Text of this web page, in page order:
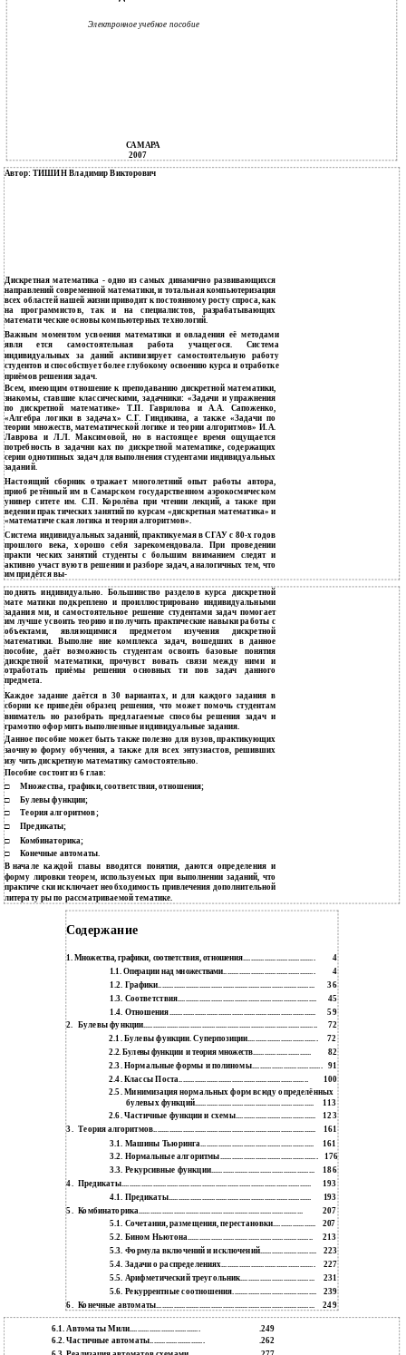
Электронное учебное пособие
САМАРА
2007
Автор: ТИШИН Владимир Викторович
Дискретная математика - одно из самых динамично развивающихся
направлений современной математики, и тотальная компьютеризация
всех областей нашей жизни приводит к постоянному росту спроса, как
на программистов, так и на специалистов, разрабатывающих
математи­ ческие основы компьютерных технологий.
Важным моментом усвоения математики и овладения её методами
явля­ ется самостоятельная работа учащегося. Система
индивидуальных за­ даний активизирует самостоятельную работу
студентов и способствует более глубокому освоению курса и отработке
приёмов решения задач.
Всем, имеющим отношение к преподаванию дискретной математики,
знакомы, ставшие классическими, задачники: «Задачи и упражнения
по дискретной математике» Т.П. Гаврилова и А.А. Сапоженко,
«Алгебра логики в задачах» С.Г. Гиндикина, а также «Задачи по
теории множеств, математической логике и теории алгоритмов» И.А.
Лаврова и Л.Л. Максимовой, но в настоящее время ощущается
потребность в задачни­ ках по дискретной математике, содержащих
серии однотипных задач для выполнения студентами индивидуальных
заданий.
Настоящий сборник отражает многолетний опыт работы автора,
приоб­ ретённый им в Самарском государственном аэрокосмическом
универ­ ситете им. С.П. Королёва при чтении лекций, а также при
ведении прак­ тических занятий по курсам «дискретная математика» и
«математиче­ ская логика и теория алгоритмов».
Система индивидуальных заданий, практикуемая в СГАУ с 80-х годов
прошлого века, хорошо себя зарекомендовала. При проведении
практи­ ческих занятий студенты с большим вниманием следят и
активно участ­ вуют в решении и разборе задач, аналогичных тем, что
им придётся вы-
поднять индивидуально. Большинство разделов курса дискретной
мате­ матики подкреплено и проиллюстрировано индивидуальными
задания­ ми, и самостоятельное решение студентами задач помогает
им лучше усвоить теорию и получить практические навыки работы с
объектами, являющимися предметом изучения дискретной
математики. Выполне­ ние комплекса задач, вошедших в данное
пособие, даёт возможность студентам освоить базовые понятия
дискретной математики, прочувст­ вовать связи между ними и
отработать приёмы решения основных ти­ пов задач данного
предмета.
Каждое задание даётся в 30 вариантах, и для каждого задания в
сборни­ ке приведён образец решения, что может помочь студентам
вниматель­ но разобрать предлагаемые способы решения задач и
грамотно офор­ мить выполненные индивидуальные задания.
Данное пособие может быть также полезно для вузов, практикующих
заочную форму обучения, а также для всех энтузиастов, решивших
изу­ чить дискретную математику самостоятельно.
Пособие состоит из 6 глав:
□
Множества, графики, соответствия, отношения;
□
Булевы функции;
□ Теория алгоритмов;
□
Предикаты;
□
Комбинаторика;
□
Конечные автоматы.
В начале каждой главы вводятся понятия, даются определения и
форму­ лировки теорем, используемых при выполнении заданий, что
практиче­ ски исключает необходимость привлечения дополнительной
литерату­ ры по рассматриваемой тематике.
Содержание
1. Множества, графики, соответствия, отношения..................................... 4
1.1. Операции над множествами...............................................
4
1.2. Графики................................................................................
36
1.3. Соответствия.......................................................................
45
1.4. Отношения...........................................................................
59
2. Булевы функции......................................................................................... 72
2.1. Булевы функции. Суперпозиции.................................... 72
2.2. Булевы функции и теория множеств..............................
82
2.3. Нормальные формы и полиномы....................................
91
2.4. Классы Поста..................................................................
100
2.5. Минимизация нормальных форм всюду определённых
булевых функций.............................................................
113
2.6. Частичные функции и схемы.........................................
123
3. Теория алгоритмов...................................................................................
161
3.1. Машины Тьюринга..........................................................
161
3.2. Нормальные алгоритмы..................................................
176
3.3. Рекурсивные функции.....................................................
186
4. Предикаты................................................................................................. 193
4.1. Предикаты......................................................................... 193
5. Комбинаторика.................................................................................... 207
5.1. Сочетания, размещения, перестановки...................... 207
5.2. Бином Ньютона................................................................ 213
5.3. Формула включений и исключений............................. 223
5.4. Задачи о распределениях................................................ 227
5.5. Арифметический треугольник......................................
231
5.6. Рекуррентные соотношения...........................................
239
6. Конечные автоматы................................................................................. 249
6.1. Автоматы Мили....................................
.249
6.2. Частичные автоматы............................
.262